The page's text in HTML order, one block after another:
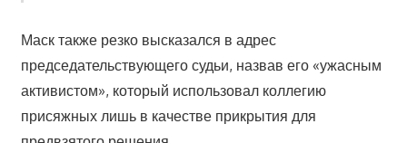
Маск также резко высказался в адрес
председательствующего судьи, назвав его «ужасным
активистом», который использовал коллегию
присяжных лишь в качестве прикрытия для